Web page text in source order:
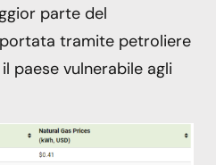
parte del
tramite petroliere
paese vulnerabile agli